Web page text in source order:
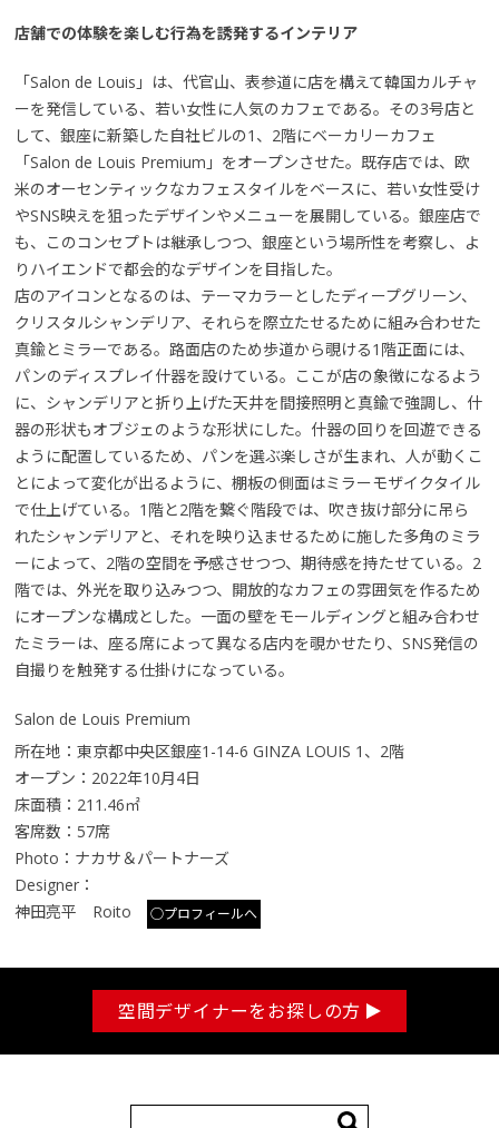
店舗での体験を楽しむ行為を誘発するインテリア
「Salon de Louis」は、代官山、表参道に店を構えて韓国カルチャ
ーを発信している、若い女性に人気のカフェである。その3号店と
して、銀座に新築した自社ビルの1、2階にベーカリーカフェ
「Salon de Louis Premium」をオープンさせた。既存店では、欧
米のオーセンティックなカフェスタイルをベースに、若い女性受け
やSNS映えを狙ったデザインやメニューを展開している。銀座店で
も、このコンセプトは継承しつつ、銀座という場所性を考察し、よ
りハイエンドで都会的なデザインを目指した。
店のアイコンとなるのは、テーマカラーとしたディープグリーン、
クリスタルシャンデリア、それらを際立たせるために組み合わせた
真鍮とミラーである。路面店のため歩道から覗ける1階正面には、
パンのディスプレイ什器を設けている。ここが店の象徴になるよう
に、シャンデリアと折り上げた天井を間接照明と真鍮で強調し、什
器の形状もオブジェのような形状にした。什器の回りを回遊できる
ように配置しているため、パンを選ぶ楽しさが生まれ、人が動くこ
とによって変化が出るように、棚板の側面はミラーモザイクタイル
で仕上げている。1階と2階を繋ぐ階段では、吹き抜け部分に吊ら
れたシャンデリアと、それを映り込ませるために施した多角のミラ
ーによって、2階の空間を予感させつつ、期待感を持たせている。2
階では、外光を取り込みつつ、開放的なカフェの雰囲気を作るため
にオープンな構成とした。一面の壁をモールディングと組み合わせ
たミラーは、座る席によって異なる店内を覗かせたり、SNS発信の
自撮りを触発する仕掛けになっている。
Salon de Louis Premium
所在地：東京都中央区銀座1-14-6 GINZA LOUIS 1、2階
オープン：2022年10月4日
床面積：211.46㎡
客席数：57席
Photo：ナカサ＆パートナーズ
Designer：
神田亮平 Roito
○プロフィールへ
空間デザイナーをお探しの方